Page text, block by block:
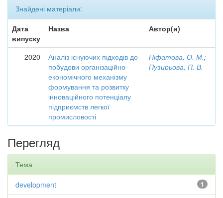
Знайдені матеріали:
Дата
випуску
Назва Автор(и)
2020
Аналіз існуючих підходів до
побудови організаційно-
економічного механізму
формування та розвитку
інноваційного потенціалу
підприємств легкої
промисловості
Ніфатова, О. М.;
Пузирьова, П. В.
Перегляд
Тема
1
development